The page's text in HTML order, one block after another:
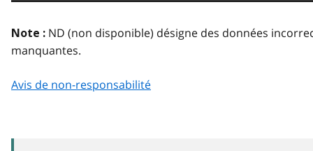
Note : ND (non disponible) désigne des données
manquantes.
Avis de non-responsabilité